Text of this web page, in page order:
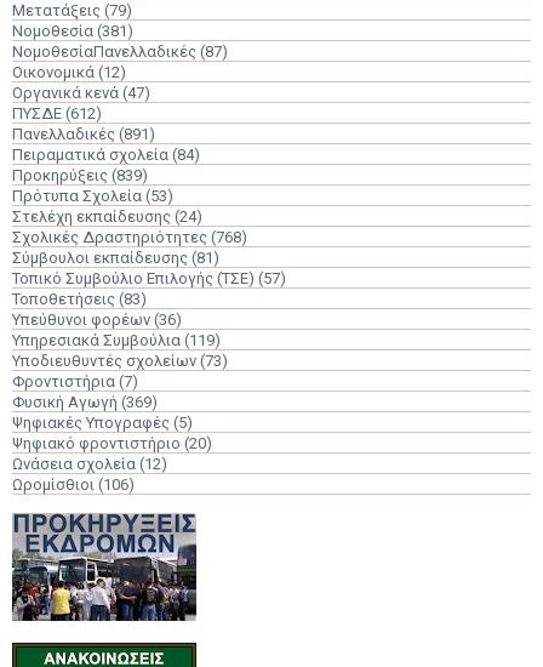
Μετατάξεις (79)
Νομοθεσία (381)
ΝομοθεσίαΠανελλαδικές (87)
Οικονομικά (12)
Οργανικά κενά (47)
ΠΥΣΔΕ (612)
Πανελλαδικές (891)
Πειραματικά σχολεία (84)
Προκηρύξεις (839)
Πρότυπα Σχολεία (53)
Στελέχη εκπαίδευσης (24)
Σχολικές Δραστηριότητες (768)
Σύμβουλοι εκπαίδευσης (81)
Τοπικό Συμβούλιο Επιλογής (ΤΣΕ) (57)
Τοποθετήσεις (83)
Υπεύθυνοι φορέων (36)
Υπηρεσιακά Συμβούλια (119)
Υποδιευθυντές σχολείων (73)
Φροντιστήρια (7)
Φυσική Αγωγή (369)
Ψηφιακές Υπογραφές (5)
Ψηφιακό φροντιστήριο (20)
Ωνάσεια σχολεία (12)
Ωρομίσθιοι (106)